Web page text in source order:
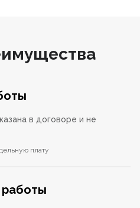
в договоре и не
плату
работы